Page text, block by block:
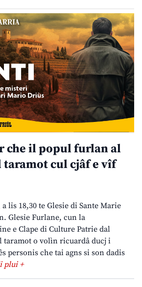
che il popul furlan al
cul cjâf e vîf
lis 18,30 te Glesie di Sante Marie
Glesie Furlane, cun la
e Clape di Culture Patrie dal
taramot o volìn ricuardâ ducj i
personis che tai agns si son dadis
plui +